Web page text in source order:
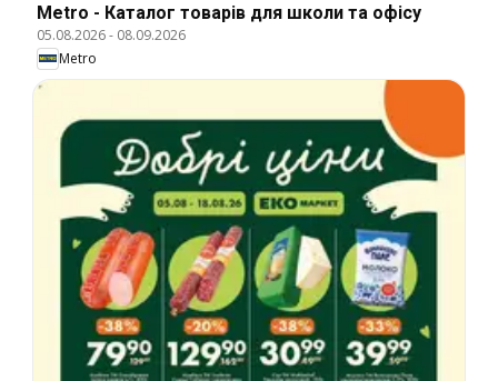
Metro - Каталог товарів для школи та офісу
05.08.2026- 08.09.2026
Metro